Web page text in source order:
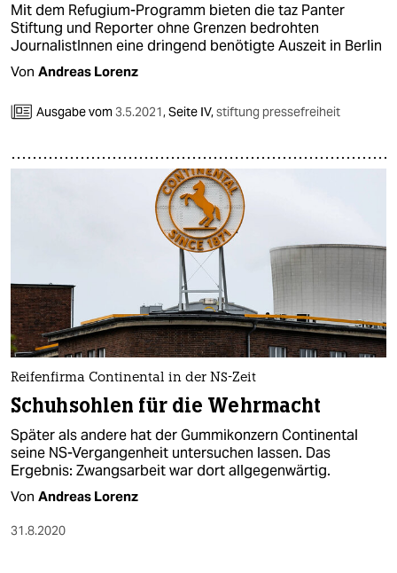
Mit dem Refugium-Programm bieten die taz Panter
Stiftung und Reporter ohne Grenzen bedrohten
JournalistInnen eine dringend benötigte Auszeit in Berlin
Von Andreas Lorenz
Ausgabe vom3.5.2021,Seite IV,stiftung pressefreiheit
Reifenfirma Continental in der NS-Zeit
Schuhsohlen für die Wehrmacht
Später als andere hat der Gummikonzern Continental
seine NS-Vergangenheit untersuchen lassen. Das
Ergebnis: Zwangsarbeit war dort allgegenwärtig.
Von Andreas Lorenz
31.8.2020